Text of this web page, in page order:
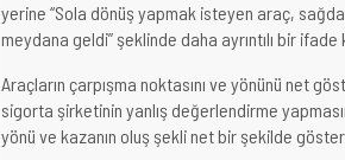
yerine “Sola dönüş yapmak isteyen araç,
meydana geldi” şeklinde daha ayrıntılı bir ifade
Araçların çarpışma noktasını ve yönünü net
sigorta şirketinin yanlış değerlendirme
yönü ve kazanın oluş şekli net bir şekilde